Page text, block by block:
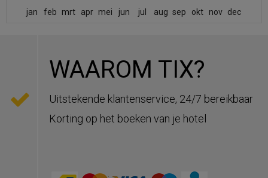
jan feb mrt apr mei jun jul aug sep okt nov dec
WAAROM TIX?
Uitstekende klantenservice, 24/7 bereikbaar
Korting op het boeken van je hotel